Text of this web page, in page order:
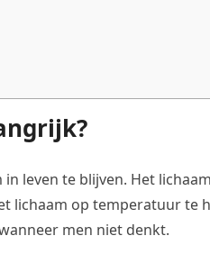
leven te blijven. Het
lichaam op temperatuur te
men niet denkt.